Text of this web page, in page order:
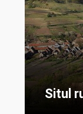
Situl